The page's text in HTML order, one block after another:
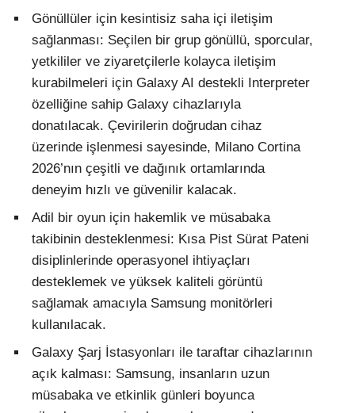
Gönüllüler için kesintisiz saha içi iletişim
sağlanması: Seçilen bir grup gönüllü, sporcular,
yetkililer ve ziyaretçilerle kolayca iletişim
kurabilmeleri için Galaxy AI destekli Interpreter
özelliğine sahip Galaxy cihazlarıyla
donatılacak. Çevirilerin doğrudan cihaz
üzerinde işlenmesi sayesinde, Milano Cortina
2026’nın çeşitli ve dağınık ortamlarında
deneyim hızlı ve güvenilir kalacak.
Adil bir oyun için hakemlik ve müsabaka
takibinin desteklenmesi: Kısa Pist Sürat Pateni
disiplinlerinde operasyonel ihtiyaçları
desteklemek ve yüksek kaliteli görüntü
sağlamak amacıyla Samsung monitörleri
kullanılacak.
Galaxy Şarj İstasyonları ile taraftar cihazlarının
açık kalması: Samsung, insanların uzun
müsabaka ve etkinlik günleri boyunca